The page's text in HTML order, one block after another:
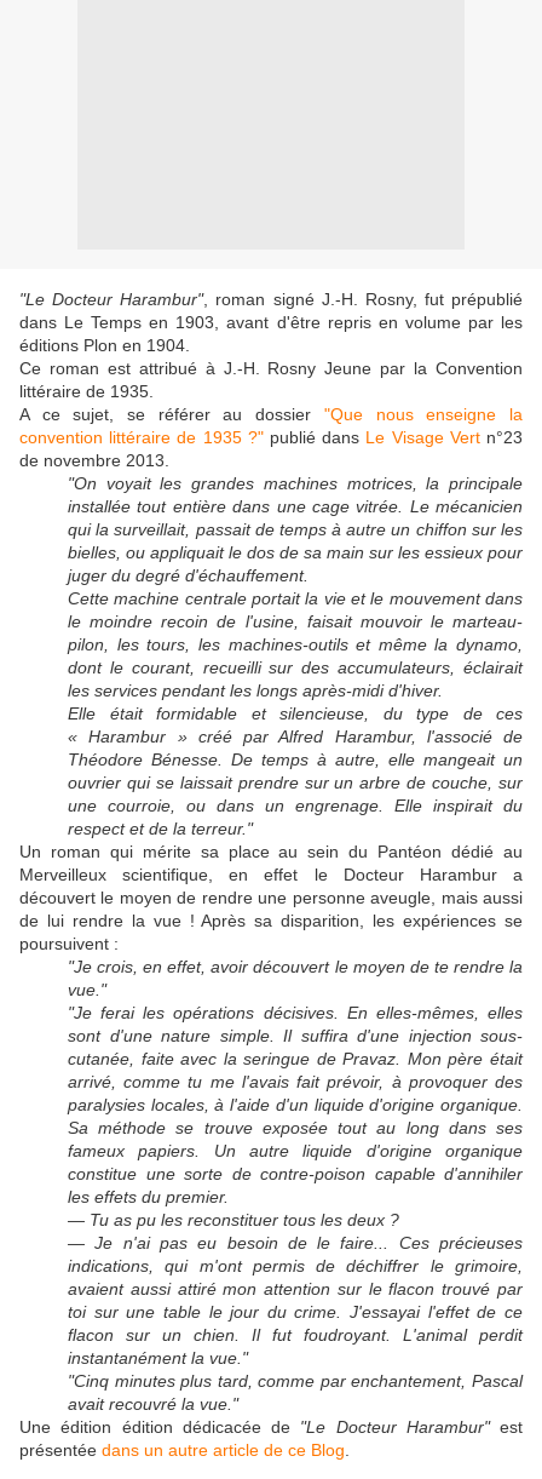
"Le Docteur Harambur", roman signé J.-H. Rosny, fut prépublié
dans Le Temps en 1903, avant d'être repris en volume par les
éditions Plon en 1904.
Ce roman est attribué à J.-H. Rosny Jeune par la Convention
littéraire de 1935.
A ce sujet, se référer au dossier "Que nous enseigne la
convention littéraire de 1935 ?"publié dans Le Visage Vertn°23
de novembre 2013.
"On voyait les grandes machines motrices, la principale
installée tout entière dans une cage vitrée. Le mécanicien
qui la surveillait, passait de temps à autre un chiffon sur les
bielles, ou appliquait le dos de sa main sur les essieux pour
juger du degré d'échauffement.
Cette machine centrale portait la vie et le mouvement dans
le moindre recoin de l'usine, faisait mouvoir le marteau-
pilon, les tours, les machines-outils et même la dynamo,
dont le courant, recueilli sur des accumulateurs, éclairait
les services pendant les longs après-midi d'hiver.
Elle était formidable et silencieuse, du type de ces
« Harambur » créé par Alfred Harambur, l'associé de
Théodore Bénesse. De temps à autre, elle mangeait un
ouvrier qui se laissait prendre sur un arbre de couche, sur
une courroie, ou dans un engrenage. Elle inspirait du
respect et de la terreur."
Un roman qui mérite sa place au sein du Pantéon dédié au
Merveilleux scientifique, en effet le Docteur Harambur a
découvert le moyen de rendre une personne aveugle, mais aussi
de lui rendre la vue ! Après sa disparition, les expériences se
poursuivent :
"Je crois, en effet, avoir découvert le moyen de te rendre la
vue."
"Je ferai les opérations décisives. En elles-mêmes, elles
sont d'une nature simple. Il suffira d'une injection sous-
cutanée, faite avec la seringue de Pravaz. Mon père était
arrivé, comme tu me l'avais fait prévoir, à provoquer des
paralysies locales, à l'aide d'un liquide d'origine organique.
Sa méthode se trouve exposée tout au long dans ses
fameux papiers. Un autre liquide d'origine organique
constitue une sorte de contre-poison capable d'annihiler
les effets du premier.
— Tu as pu les reconstituer tous les deux ?
— Je n'ai pas eu besoin de le faire... Ces précieuses
indications, qui m'ont permis de déchiffrer le grimoire,
avaient aussi attiré mon attention sur le flacon trouvé par
toi sur une table le jour du crime. J'essayai l'effet de ce
flacon sur un chien. Il fut foudroyant. L'animal perdit
instantanément la vue."
"Cinq minutes plus tard, comme par enchantement, Pascal
avait recouvré la vue. "
Une édition édition dédicacée de "Le Docteur Harambur"est
présentée dans un autre article de ce Blog